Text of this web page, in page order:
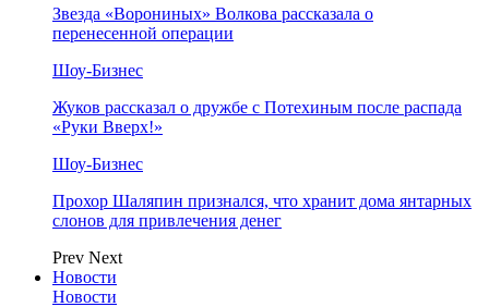
Звезда «Ворониных» Волкова рассказала о
перенесенной операции
Шоу-Бизнес
Жуков рассказал о дружбе с Потехиным после распада
«Руки Вверх!»
Шоу-Бизнес
Прохор Шаляпин признался, что хранит дома янтарных
слонов для привлечения денег
Prev Next
Новости
Новости